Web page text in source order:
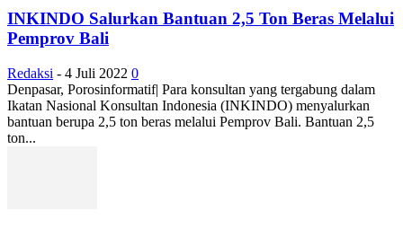
INKINDO Salurkan Bantuan 2,5 Ton Beras Melalui
Pemprov Bali
Redaksi - 4 Juli 2022 0
Denpasar, Porosinformatif| Para konsultan yang tergabung dalam
Ikatan Nasional Konsultan Indonesia (INKINDO) menyalurkan
bantuan berupa 2,5 ton beras melalui Pemprov Bali. Bantuan 2,5
ton...